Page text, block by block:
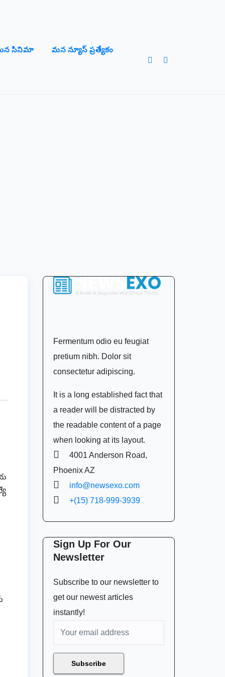
సినిమా మన న్యూస్ ప్రత్యేకం
Fermentum odio eu feugiat
pretium nibh. Dolor sit
consectetur adipiscing.
It is a long established fact that
a reader will be distracted by
the readable content of a page
when looking at its layout.
4001 Anderson Road,
Phoenix AZ
info@newsexo.com
+(15) 718-999-3939
Sign Up For Our
Newsletter
Subscribe to our newsletter to
get our newest articles
instantly!
Subscribe